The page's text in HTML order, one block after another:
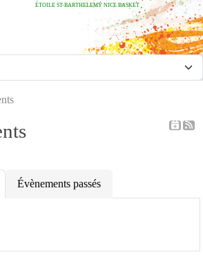
ÉTOILE ST-BARTHELEMY NICE BASKET
Évènements passés